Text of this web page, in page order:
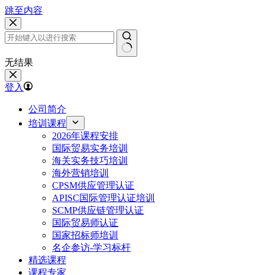
跳至内容
无结果
登入
公司简介
培训课程
2026年课程安排
国际贸易实务培训
海关实务技巧培训
海外营销培训
CPSM供应管理认证
APISC国际管理认证培训
SCMP供应链管理认证
国际贸易师认证
国家招标师培训
名企参访-学习标杆
精选课程
课程专家